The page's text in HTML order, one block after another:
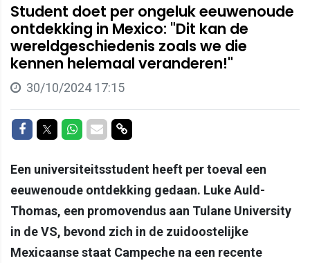
Student doet per ongeluk eeuwenoude
ontdekking in Mexico: "Dit kan de
wereldgeschiedenis zoals we die
kennen helemaal veranderen!"
30/10/2024 17:15
Delen op Facebook
Delen op Twitter
Delen op Whatsapp
Delen via Mail
Delen via link
Een universiteitsstudent heeft per toeval een
eeuwenoude ontdekking gedaan. Luke Auld-
Thomas, een promovendus aan Tulane University
in de VS, bevond zich in de zuidoostelijke
Mexicaanse staat Campeche na een recente